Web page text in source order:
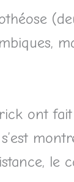
ont
le